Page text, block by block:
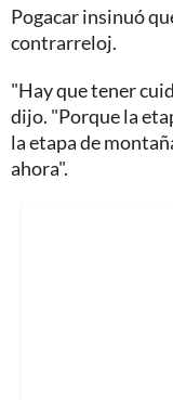
Pogacar insinuó
contrarreloj.
"Hay que tener
dijo. "Porque la
la etapa de
ahora".